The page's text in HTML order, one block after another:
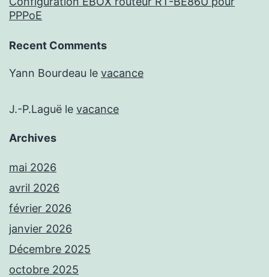
PPPoE
Recent Comments
Yann Bourdeau le vacance
J.-P.Laguë le vacance
Archives
mai 2026
avril 2026
février 2026
janvier 2026
Décembre 2025
octobre 2025